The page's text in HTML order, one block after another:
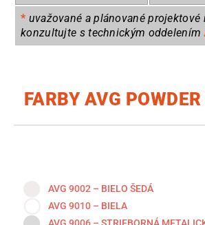
* uvažované a plánované projektové
konzultujte s technickým oddelením
FARBY AVG
AVG 9002 – BIELO ŠEDÁ
AVG 9010 – BIELA